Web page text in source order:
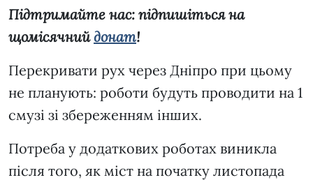
Підтримайте нас: підпишіться на
щомісячнийдонат!
Перекривати рух через Дніпро при цьому
не планують: роботи будуть проводити на 1
смузі зі збереженням інших.
Потреба у додаткових роботах виникла
після того, як міст на початку листопада